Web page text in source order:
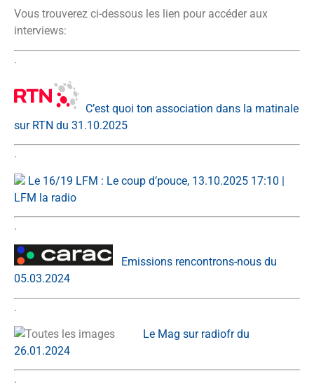
Vous trouverez ci-dessous les lien pour accéder aux
interviews:
.
C’est quoi ton association dans la matinale
sur RTN du 31.10.2025
.
Le 16/19 LFM : Le coup d’pouce, 13.10.2025 17:10 |
LFM la radio
.
Emissions rencontrons-nous du
05.03.2024
.
Le Mag sur radiofr du
26.01.2024
.